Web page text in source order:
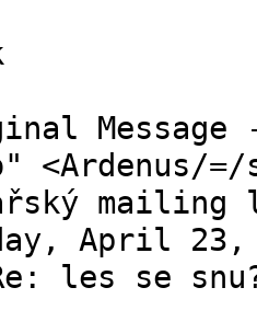
<Ardenus/=/
April 23,
les se